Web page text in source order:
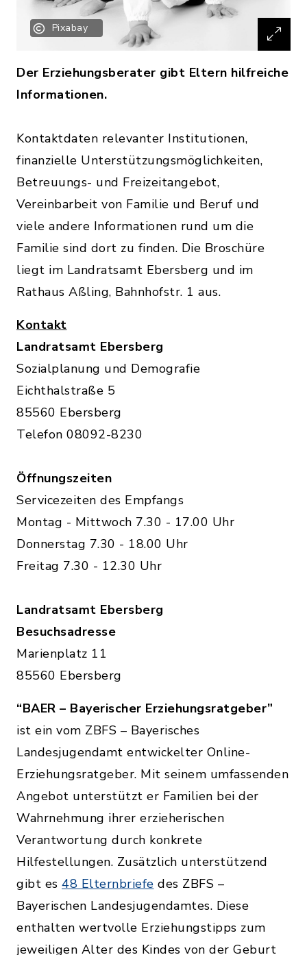
Pixabay
Der Erziehungsberater gibt Eltern hilfreiche
Informationen.
Kontaktdaten relevanter Institutionen,
finanzielle Unterstützungsmöglichkeiten,
Betreuungs- und Freizeitangebot,
Vereinbarbeit von Familie und Beruf und
viele andere Informationen rund um die
Familie sind dort zu finden. Die Broschüre
liegt im Landratsamt Ebersberg und im
Rathaus Aßling, Bahnhofstr. 1 aus.
Kontakt
Landratsamt Ebersberg
Sozialplanung und Demografie
Eichthalstraße 5
85560 Ebersberg
Telefon 08092-8230
Öffnungszeiten
Servicezeiten des Empfangs
Montag - Mittwoch 7.30 - 17.00 Uhr
Donnerstag 7.30 - 18.00 Uhr
Freitag 7.30 - 12.30 Uhr
Landratsamt Ebersberg
Besuchsadresse
Marienplatz 11
85560 Ebersberg
“BAER – Bayerischer Erziehungsratgeber”
ist ein vom ZBFS – Bayerisches
Landesjugendamt entwickelter Online-
Erziehungsratgeber. Mit seinem umfassenden
Angebot unterstützt er Familien bei der
Wahrnehmung ihrer erzieherischen
Verantwortung durch konkrete
Hilfestellungen. Zusätzlich unterstützend
gibt es 48 Elternbriefe des ZBFS –
Bayerischen Landesjugendamtes. Diese
enthalten wertvolle Erziehungstipps zum
jeweiligen Alter des Kindes von der Geburt